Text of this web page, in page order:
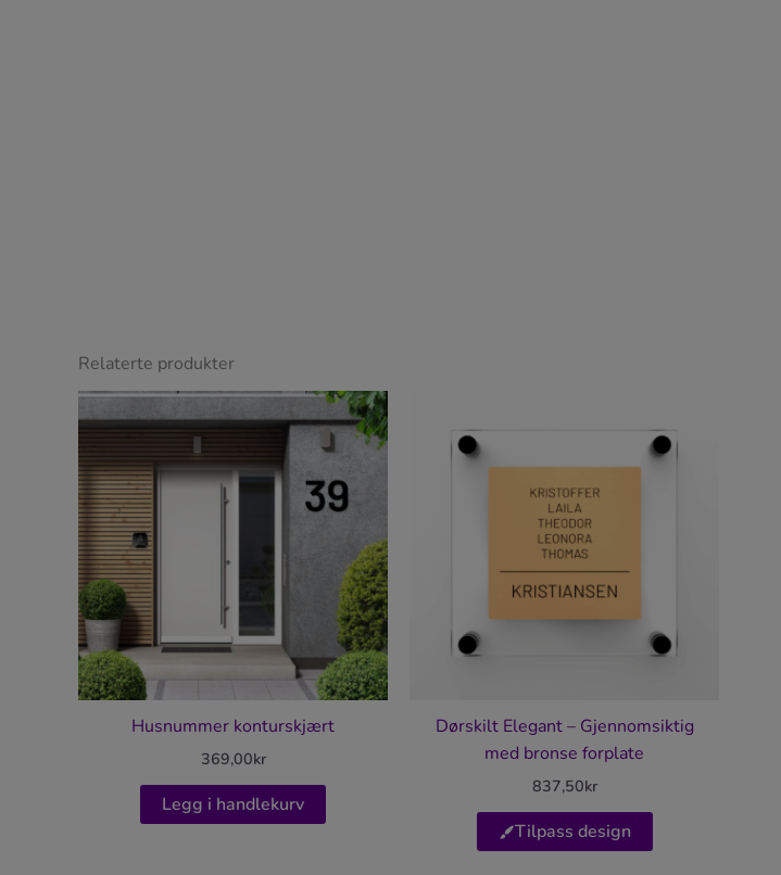
Relaterte produkter
Husnummer konturskjært
369,00kr
Legg i handlekurv
Dørskilt Elegant – Gjennomsiktig
med bronse forplate
837,50kr
Tilpass design